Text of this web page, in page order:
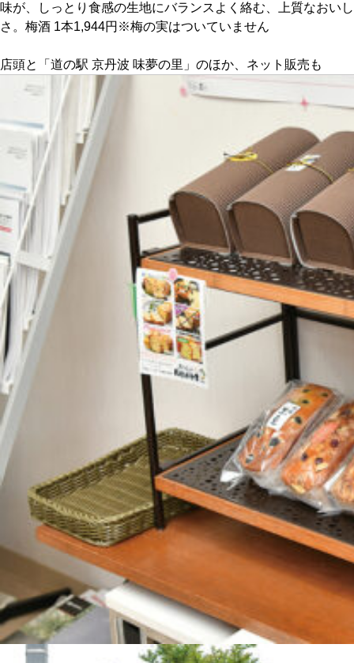
今月の京みやげ
京都の書店
CULTURE
すべて
関西で開催。
おすすめの展覧会
おすすめの映画
誠光社で選びました。
おすすめの本
紹介します。
おすすめのイベント
味が、しっとり食感の生地にバランスよく絡む、上質なおいし
さ。梅酒 1本1,944円※梅の実はついていません
店頭と「道の駅 京丹波 味夢の里」のほか、ネット販売も